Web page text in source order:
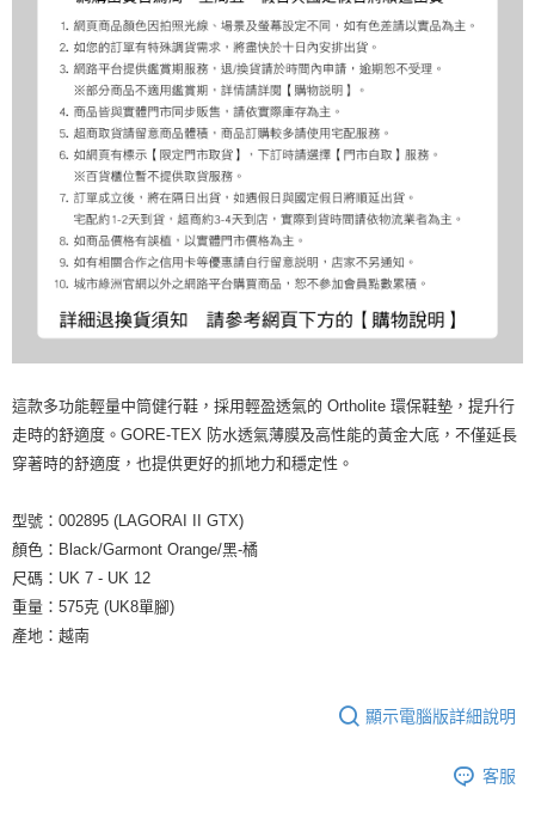
這款多功能輕量中筒健行鞋，採用輕盈透氣的 Ortholite 環保鞋墊，提升行
走時的舒適度。GORE-TEX 防水透氣薄膜及高性能的黃金大底，不僅延長
穿著時的舒適度，也提供更好的抓地力和穩定性。
型號：002895 (LAGORAI II GTX)
顏色：Black/Garmont Orange/黑-橘
尺碼：UK 7 - UK 12
重量：575克 (UK8單腳)
產地：越南
顯示電腦版詳細說明
客服